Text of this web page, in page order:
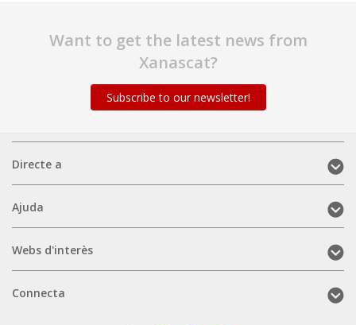
Want to get the latest news from
Xanascat?
Subscribe to our newsletter!
Directe
a
Directe a
Ajuda
(mobile)
Ajuda
Webs
d'interès
Webs d'interès
Connecta
Connecta